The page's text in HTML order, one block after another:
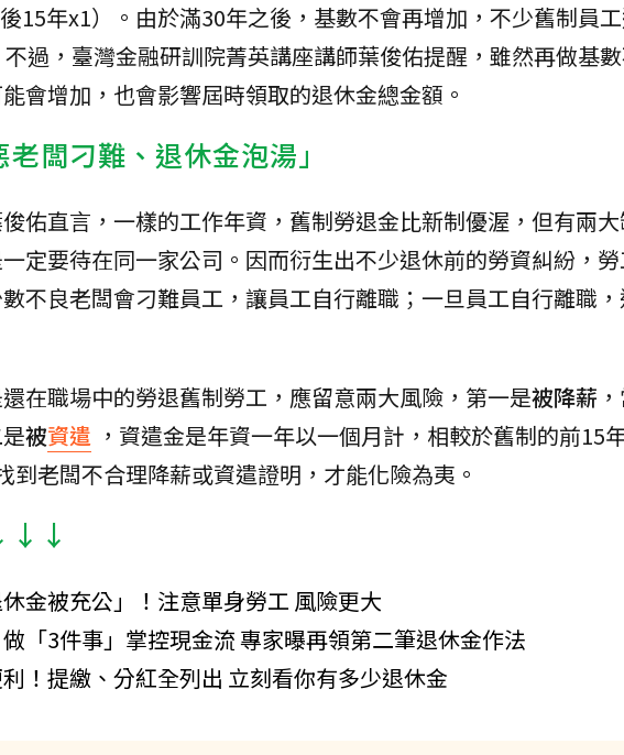
15年x1）。由於滿30年之後，基數不會再增加，不少舊制員
過，臺灣金融研訓院菁英講座講師葉俊佑提醒，雖然再做基
會增加，也會影響屆時領取的退休金總金額。
闆刁難、退休金泡湯」
佑直言，一樣的工作年資，舊制勞退金比新制優渥，但有兩
定要待在同一家公司。因而衍生出不少退休前的勞資糾紛，
不良老闆會刁難員工，讓員工自行離職；一旦員工自行離職
在職場中的勞退舊制勞工，應留意兩大風險，第一是被降薪
被資遣 ，資遣金是年資一年以一個月計，相較於舊制的前15
到老闆不合理降薪或資遣證明，才能化險為夷。
金被充公」！注意單身勞工 風險更大
「3件事」掌控現金流 專家曝再領第二筆退休金作法
！提繳、分紅全列出 立刻看你有多少退休金